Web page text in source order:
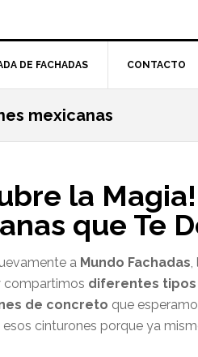
DE FACHADAS CONTACTO
mexicanas
la
que Te
a Mundo Fachadas,
compartimos diferentes tipos
de concreto que
cinturones porque ya